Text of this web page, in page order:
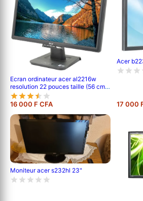
Ecran ordinateur acer al2216w
resolution 22 pouces taille (56 cm)
1680 x 1050 pixels vga
16 000 F CFA
Acer
17 000
Moniteur acer s232hl 23"